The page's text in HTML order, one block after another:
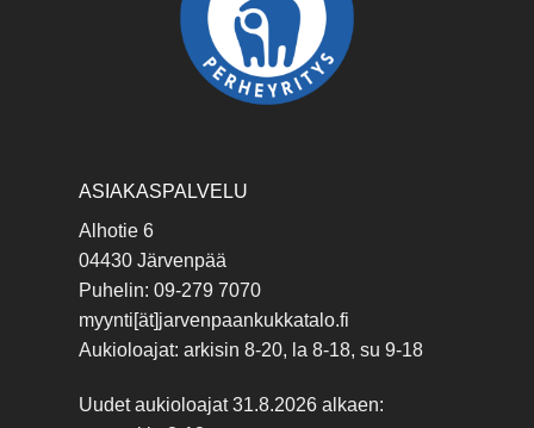
ASIAKASPALVELU
Alhotie 6
04430 Järvenpää
Puhelin: 09-279 7070
myynti[ät]jarvenpaankukkatalo.fi
Aukioloajat: arkisin 8-20, la 8-18, su 9-18
Uudet aukioloajat 31.8.2026 alkaen: